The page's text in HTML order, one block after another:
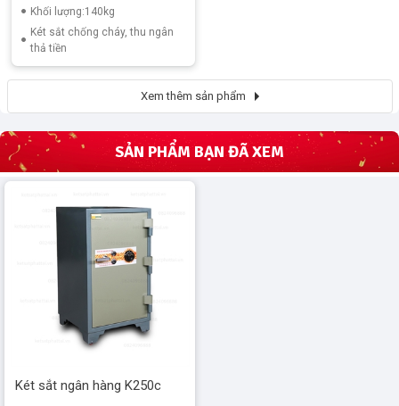
Khối lượng:140kg
Két sắt chống cháy, thu ngân
thả tiền
Xem thêm sản phẩm
SẢN PHẨM BẠN ĐÃ XEM
Két sắt ngân hàng K250c